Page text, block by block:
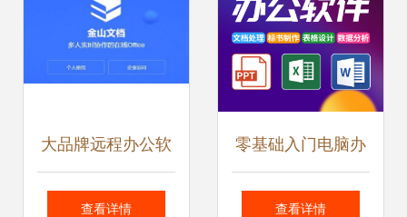
大品牌远程办公软
件实测 这几款团队
查看详情
零基础入门电脑办
公软件 从新手到高
查看详情